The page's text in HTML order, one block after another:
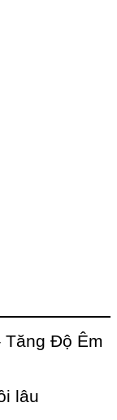
Tăng Độ Êm
lâu